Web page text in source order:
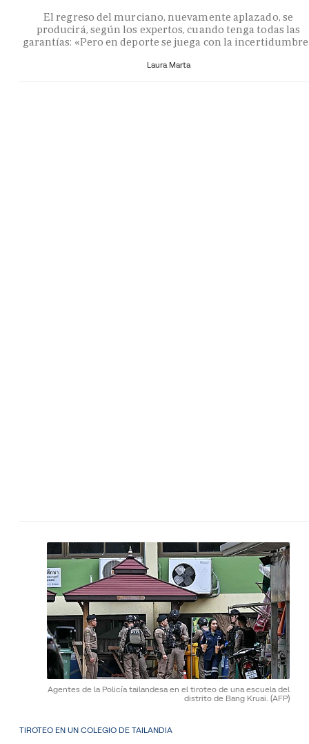
El regreso del murciano, nuevamente aplazado, se
producirá, según los expertos, cuando tenga todas las
garantías: «Pero en deporte se juega con la
Laura Marta
Agentes de la Policía tailandesa en el tiroteo de una escuela del
distrito de Bang Kruai. (AFP)
TIROTEO EN UN COLEGIO DE TAILANDIA